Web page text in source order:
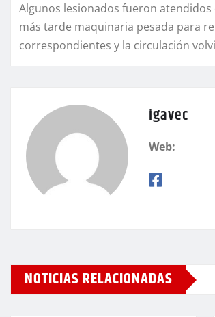
Algunos lesionados fueron
más tarde maquinaria pesada para
correspondientes y la circulación
igavec
Web:
NOTICIAS RELACIONADAS